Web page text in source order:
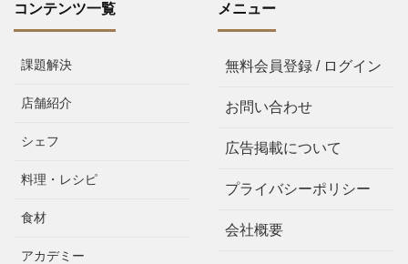
コンテンツ一覧
課題解決
店舗紹介
シェフ
料理・レシピ
食材
アカデミー
メニュー
無料会員登録 / ログイン
お問い合わせ
広告掲載について
プライバシーポリシー
会社概要